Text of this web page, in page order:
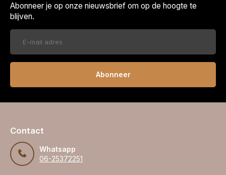
Abonneer je op onze nieuwsbrief om op de hoogte te
blijven.
Abonneer
Contact
Whatsapp
06-25372251